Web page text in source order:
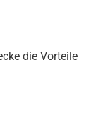
die Vorteile